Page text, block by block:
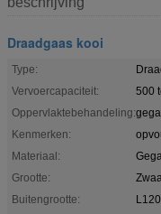
Draadgaas kooi
Type:
Vervoercapaciteit:
500
Oppervlaktebehandeling:
Kenmerken:
Materiaal:
Grootte:
Buitengrootte: